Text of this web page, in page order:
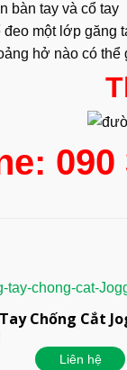
bàn tay và cổ tay
một lớp găng
hở nào có thể
090
Chống Cắt
Liên hệ